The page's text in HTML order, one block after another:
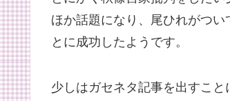
ほか話題になり、尾ひれがつ
とに成功したようです。
少しはガセネタ記事を出すこ